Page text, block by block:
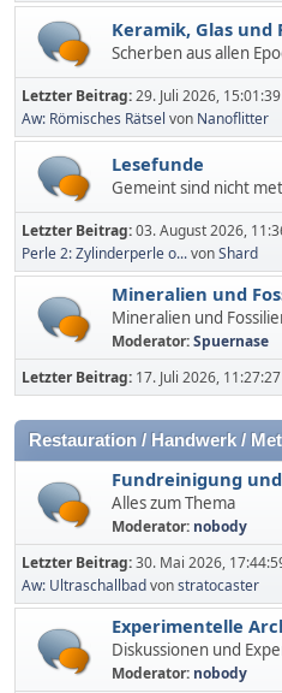
Keramik, Glas und
Scherben aus allen
Letzter Beitrag:29. Juli 2026, 15:01:39
Aw: Römisches Rätsel von Nanoflitter
Lesefunde
Gemeint sind nicht
Letzter Beitrag:03. August 2026,
Perle 2: Zylinderperle o...vonShard
Mineralien und
Mineralien und
Moderator:Spuernase
Letzter Beitrag: 17. Juli 2026, 11:27:27
Restauration / Handwerk /
Fundreinigung
Alles zum Thema
Moderator: nobody
Letzter Beitrag:30. Mai 2026,
Aw: Ultraschallbadvonstratocaster
Experimentelle
Diskussionen und
Moderator: nobody